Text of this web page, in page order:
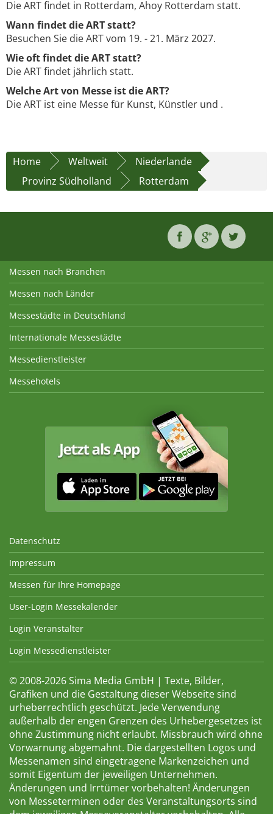
Die ART findet in Rotterdam, Ahoy Rotterdam statt.
Wann findet die ART statt?
Besuchen Sie die ART vom 19. - 21. März 2027.
Wie oft findet die ART statt?
Die ART findet jährlich statt.
Welche Art von Messe ist die ART?
Die ART ist eine Messe für Kunst, Künstler und .
Home Weltweit
Niederlande
Provinz Südholland
Rotterdam
Messen nach Branchen
Messen nach Länder
Messestädte in Deutschland
Internationale Messestädte
Messedienstleister
Messehotels
Datenschutz
Impressum
Messen für Ihre Homepage
User-Login Messekalender
Login Veranstalter
Login Messedienstleister
© 2008-2026 Sima Media GmbH | Texte, Bilder,
Grafiken und die Gestaltung dieser Webseite sind
urheberrechtlich geschützt. Jede Verwendung
außerhalb der engen Grenzen des Urhebergesetzes ist
ohne Zustimmung nicht erlaubt. Missbrauch wird ohne
Vorwarnung abgemahnt. Die dargestellten Logos und
Messenamen sind eingetragene Markenzeichen und
somit Eigentum der jeweiligen Unternehmen.
Änderungen und Irrtümer vorbehalten! Änderungen
von Messeterminen oder des Veranstaltungsorts sind